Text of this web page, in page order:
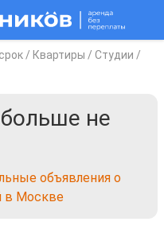
/ Квартиры / Студии /
не
объявления о
в Москве